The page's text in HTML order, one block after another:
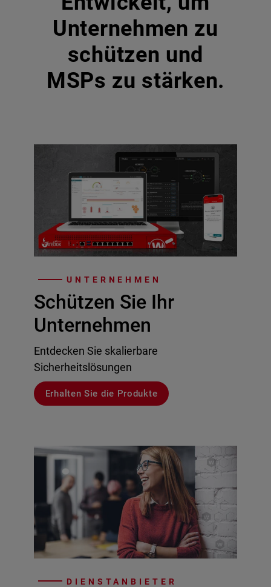
Unternehmen zu
schützen und
MSPs zu stärken.
UNTERNEHMEN
Schützen Sie Ihr
Unternehmen
Entdecken Sie skalierbare
Sicherheitslösungen
Erhalten Sie die Produkte
DIENSTANBIETER